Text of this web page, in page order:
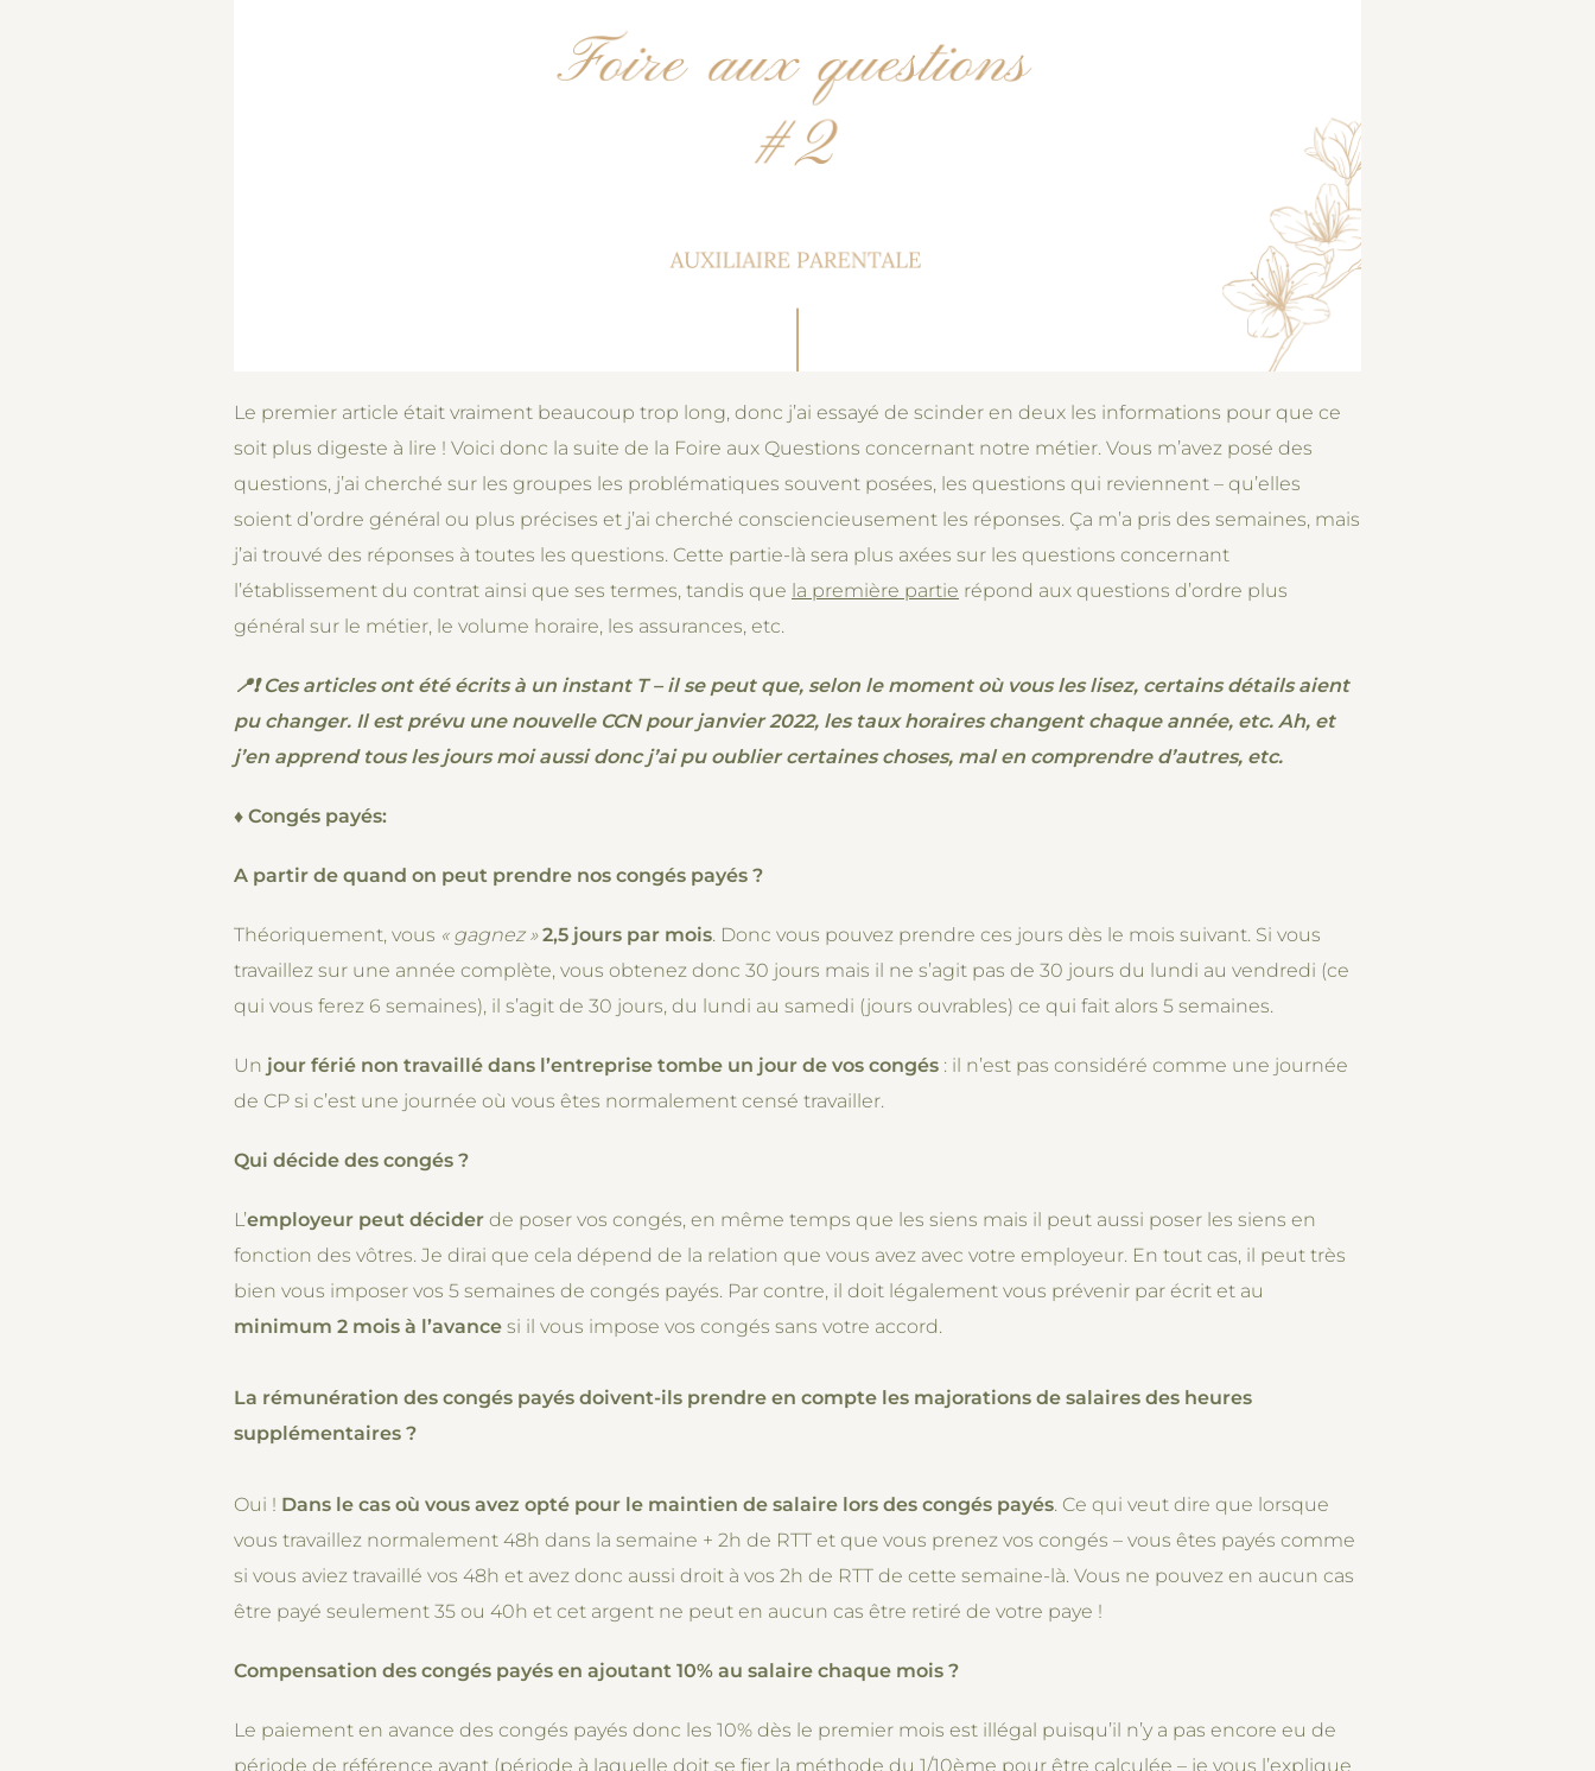
Le premier article était vraiment beaucoup trop long, donc j’ai essayé de scinder en deux les informations pour que ce
soit plus digeste à lire ! Voici donc la suite de la Foire aux Questions concernant notre métier. Vous m’avez posé des
questions, j’ai cherché sur les groupes les problématiques souvent posées, les questions qui reviennent – qu’elles
soient d’ordre général ou plus précises et j’ai cherché consciencieusement les réponses. Ça m’a pris des semaines, mais
j’ai trouvé des réponses à toutes les questions. Cette partie-là sera plus axées sur les questions concernant
l’établissement du contrat ainsi que ses termes, tandis que la première partie répond aux questions d’ordre plus
général sur le métier, le volume horaire, les assurances, etc.
📍❗ Ces articles ont été écrits à un instant T – il se peut que, selon le moment où vous les lisez, certains détails aient
pu changer. Il est prévu une nouvelle CCN pour janvier 2022, les taux horaires changent chaque année, etc. Ah, et
j’en apprend tous les jours moi aussi donc j’ai pu oublier certaines choses, mal en comprendre d’autres, etc.
♦ Congés payés:
A partir de quand on peut prendre nos congés payés ?
Théoriquement, vous « gagnez » 2,5 jours par mois. Donc vous pouvez prendre ces jours dès le mois suivant. Si vous
travaillez sur une année complète, vous obtenez donc 30 jours mais il ne s’agit pas de 30 jours du lundi au vendredi (ce
qui vous ferez 6 semaines), il s’agit de 30 jours, du lundi au samedi (jours ouvrables) ce qui fait alors 5 semaines.
Un jour férié non travaillé dans l’entreprise tombe un jour de vos congés : il n’est pas considéré comme une journée
de CP si c’est une journée où vous êtes normalement censé travailler.
Qui décide des congés ?
L’employeur peut décider de poser vos congés, en même temps que les siens mais il peut aussi poser les siens en
fonction des vôtres. Je dirai que cela dépend de la relation que vous avez avec votre employeur. En tout cas, il peut très
bien vous imposer vos 5 semaines de congés payés. Par contre, il doit légalement vous prévenir par écrit et au
minimum 2 mois à l’avance si il vous impose vos congés sans votre accord.
La rémunération des congés payés doivent-ils prendre en compte les majorations de salaires des heures
supplémentaires ?
Oui ! Dans le cas où vous avez opté pour le maintien de salaire lors des congés payés. Ce qui veut dire que lorsque
vous travaillez normalement 48h dans la semaine + 2h de RTT et que vous prenez vos congés – vous êtes payés comme
si vous aviez travaillé vos 48h et avez donc aussi droit à vos 2h de RTT de cette semaine-là. Vous ne pouvez en aucun cas
être payé seulement 35 ou 40h et cet argent ne peut en aucun cas être retiré de votre paye !
Compensation des congés payés en ajoutant 10% au salaire chaque mois ?
Le paiement en avance des congés payés donc les 10% dès le premier mois est illégal puisqu’il n’y a pas encore eu de
période de référence avant (période à laquelle doit se fier la méthode du 1/10ème pour être calculée – je vous l’explique